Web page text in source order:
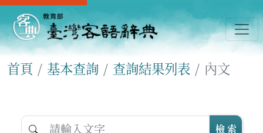
首頁 基本查詢 查詢結果列表 內文
檢 索